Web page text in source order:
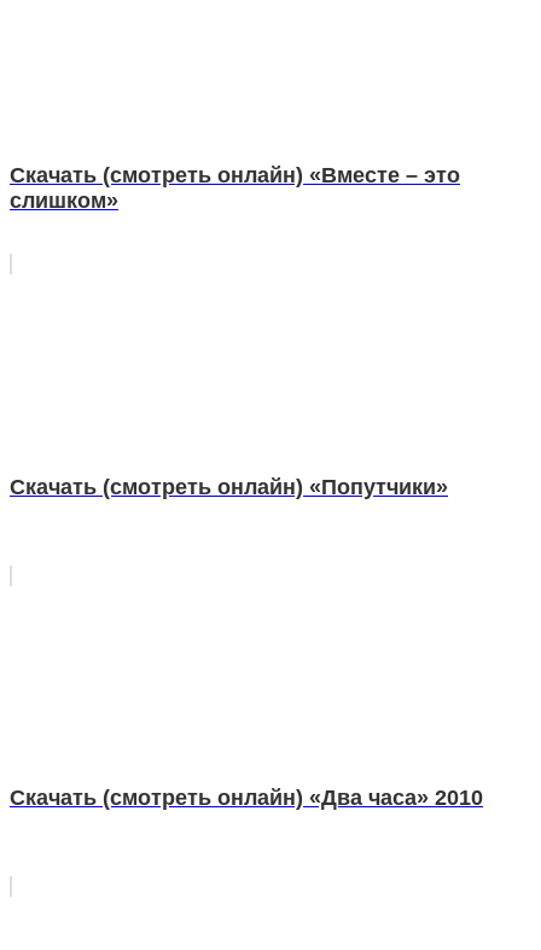
Скачать (смотреть онлайн) «Вместе – это
слишком»
Скачать (смотреть онлайн) «Попутчики»
Скачать (смотреть онлайн) «Два часа» 2010